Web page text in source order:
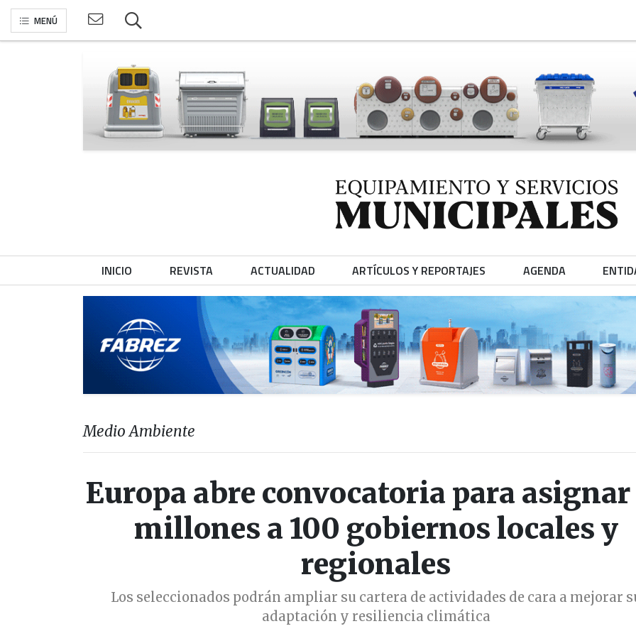
MENÚ
INICIO REVISTA ACTUALIDAD ARTÍCULOS Y REPORTAJES AGENDA
Medio Ambiente
Europa abre convocatoria para asignar
millones a 100 gobiernos locales y
regionales
Los seleccionados podrán ampliar su cartera de actividades de cara a mejorar
adaptación y resiliencia climática